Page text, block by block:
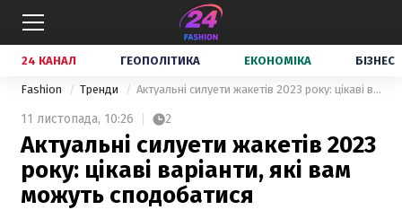
24 КАНАЛ ГЕОПОЛІТИКА ЕКОНОМІКА БІЗНЕС
Fashion Тренди Актуальні силуети жакетів 2023 року: цікаві варіанти, які вам можуть сподобатися
11 листопада, 10:26 2
Актуальні силуети жакетів 2023
року: цікаві варіанти, які вам
можуть сподобатися